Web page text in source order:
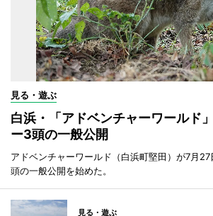
見る・遊ぶ
白浜・「アドベンチャーワールド
ー3頭の一般公開
アドベンチャーワールド（白浜町堅田）が7月
頭の一般公開を始めた。
見る・遊ぶ